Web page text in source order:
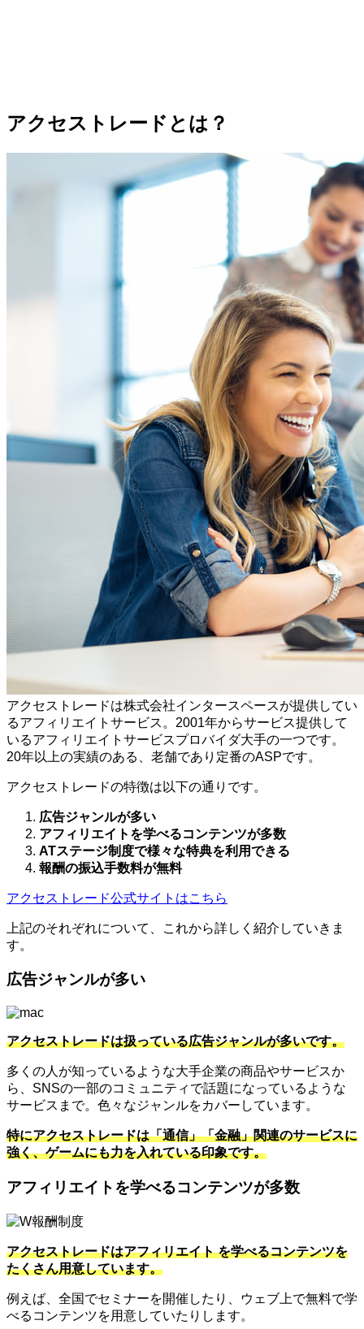
アクセストレードとは？
アクセストレードは株式会社インタースペースが提供してい
るアフィリエイトサービス。2001年からサービス提供して
いるアフィリエイトサービスプロバイダ大手の一つです。
20年以上の実績のある、老舗であり定番のASPです。
アクセストレードの特徴は以下の通りです。
広告ジャンルが多い
アフィリエイトを学べるコンテンツが多数
ATステージ制度で様々な特典を利用できる
報酬の振込手数料が無料
アクセストレード公式サイトはこちら
上記のそれぞれについて、これから詳しく紹介していきま
す。
広告ジャンルが多い
アクセストレードは扱っている広告ジャンルが多いです。
多くの人が知っているような大手企業の商品やサービスか
ら、SNSの一部のコミュニティで話題になっているような
サービスまで。色々なジャンルをカバーしています。
特にアクセストレードは「通信」「金融」関連のサービスに
強く、ゲームにも力を入れている印象です。
アフィリエイトを学べるコンテンツが多数
アクセストレードはアフィリエイト を学べるコンテンツを
たくさん用意しています。
例えば、全国でセミナーを開催したり、ウェブ上で無料で学
べるコンテンツを用意していたりします。